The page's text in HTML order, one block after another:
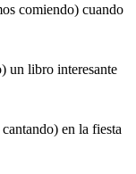
comiendo) cuando
un libro interesante
cantando) en la fiesta